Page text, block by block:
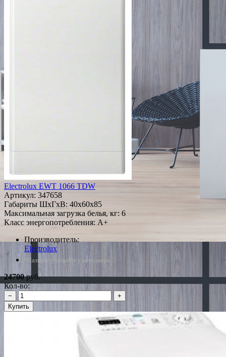
Electrolux EWT 1066 TDW
Артикул: 347658
Габариты ШxГxВ: 40x60x85
Максимальная загрузка белья, кг: 6
Класс энергопотребления: A+
Производитель:
Electrolux
*Наличие уточняйте у менеджера
24700руб.
Кол-во:
−
+
Купить